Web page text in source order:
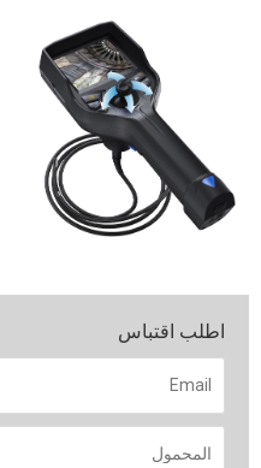
اطلب اقتباس